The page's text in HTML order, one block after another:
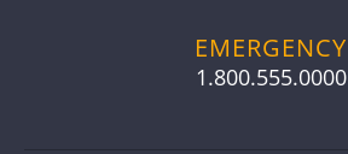
EMERGENCY
1.800.555.0000